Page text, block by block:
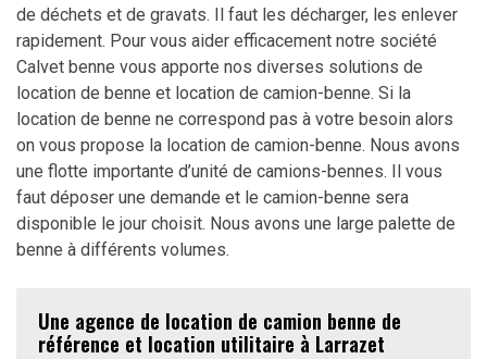
de déchets et de gravats. Il faut les décharger, les enlever
rapidement. Pour vous aider efficacement notre société
Calvet benne vous apporte nos diverses solutions de
location de benne et location de camion-benne. Si la
location de benne ne correspond pas à votre besoin alors
on vous propose la location de camion-benne. Nous avons
une flotte importante d’unité de camions-bennes. Il vous
faut déposer une demande et le camion-benne sera
disponible le jour choisit. Nous avons une large palette de
benne à différents volumes.
Une agence de location de camion benne de
référence et location utilitaire à Larrazet